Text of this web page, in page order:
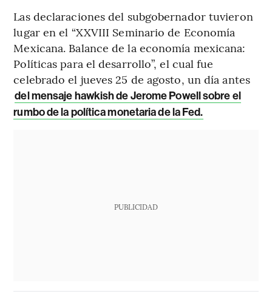
Las declaraciones del subgobernador tuvieron
lugar en el “XXVIII Seminario de Economía
Mexicana. Balance de la economía mexicana:
Políticas para el desarrollo”, el cual fue
celebrado el jueves 25 de agosto, un día antes
del mensaje hawkish de Jerome Powell sobre el
rumbo de la política monetaria de la Fed.
PUBLICIDAD